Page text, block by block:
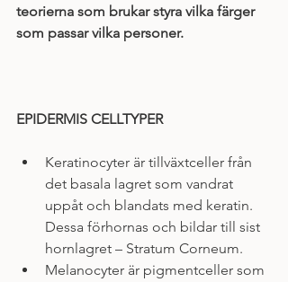
teorierna som brukar styra vilka färger
som passar vilka personer.
EPIDERMIS CELLTYPER
Keratinocyter är tillväxtceller från
det basala lagret som vandrat
uppåt och blandats med keratin.
Dessa förhornas och bildar till sist
hornlagret – Stratum Corneum.
Melanocyter är pigmentceller som